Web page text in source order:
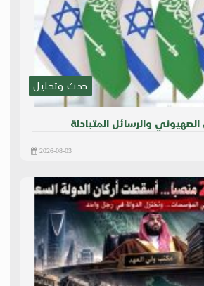
حدث وتحليل
والرسائل المتبادلة
2026-08-03